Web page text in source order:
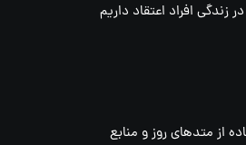
افراد اعتقاد داریم
از متدهای روز و منابع